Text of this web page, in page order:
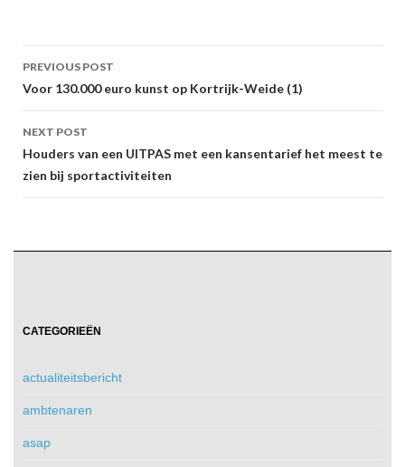
Post
navigation
PREVIOUS POST
Voor 130.000 euro kunst op Kortrijk-Weide (1)
NEXT POST
Houders van een UITPAS met een kansentarief het meest te
zien bij sportactiviteiten
CATEGORIEËN
actualiteitsbericht
ambtenaren
asap